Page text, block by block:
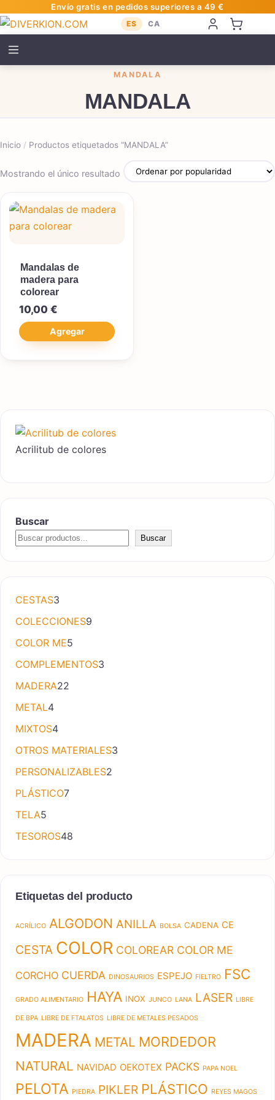
Envío gratis en pedidos superiores a 49 €
ES CA
MANDALA
MANDALA
Inicio / Productos etiquetados “MANDALA”
Mostrando el único resultado
Mandalas de
madera para
colorear
10,00 €
Agregar
Acrilitub de colores
Buscar
Buscar
CESTAS3
COLECCIONES9
COLOR ME5
COMPLEMENTOS3
MADERA22
METAL44 productos
MIXTOS44 productos
OTROS MATERIALES3
PERSONALIZABLES2
PLÁSTICO77 productos
TELA5
TESOROS48
Etiquetas del producto
ACRÍLICO ALGODON ANILLA BOLSA CADENA CE
CESTA COLOR COLOREAR COLOR ME
CORCHO CUERDA DINOSAURIOS ESPEJO FIELTRO FSC
GRADO ALIMENTARIO HAYA INOX JUNCO LANA LASER LIBRE
DE BPA LIBRE DE FTALATOS LIBRE DE METALES PESADOS
MADERA METAL MORDEDOR
NATURAL NAVIDAD OEKOTEX PACKS PAPA NOEL
PELOTA PIEDRA PIKLER PLÁSTICO REYES MAGOS